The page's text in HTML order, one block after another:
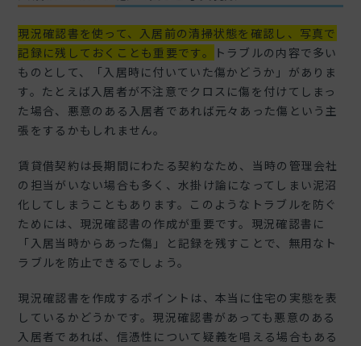
現況確認書を使って、入居前の清掃状態を確認し、写真で
記録に残しておくことも重要です。
トラブルの内容で多い
ものとして、「入居時に付いていた傷かどうか」がありま
す。たとえば入居者が不注意でクロスに傷を付けてしまっ
た場合、悪意のある入居者であれば元々あった傷という主
張をするかもしれません。
賃貸借契約は長期間にわたる契約なため、当時の管理会社
の担当がいない場合も多く、水掛け論になってしまい泥沼
化してしまうこともあります。このようなトラブルを防ぐ
ためには、現況確認書の作成が重要です。現況確認書に
「入居当時からあった傷」と記録を残すことで、無用なト
ラブルを防止できるでしょう。
現況確認書を作成するポイントは、本当に住宅の実態を表
しているかどうかです。現況確認書があっても悪意のある
入居者であれば、信憑性について疑義を唱える場合もある